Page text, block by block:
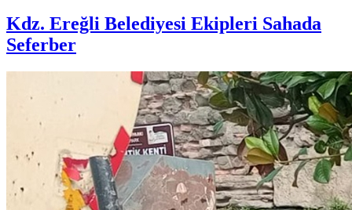
Kdz. Ereğli Belediyesi Ekipleri Sahada
Seferber